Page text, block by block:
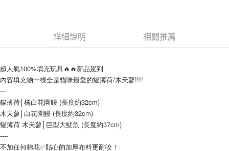
每筆NT$80，滿NT$1,500(含以上)免運費
每筆NT$60，滿NT$1,500(含以上)免運費
每筆NT$80，滿NT$1,500(含以上)免運費
【7-11】取貨1500免運
詳細說明 相關推薦
超人氣100%填充玩具🔥🔥新品駕到
內容填充物一樣全是貓咪最愛的貓薄荷/木天蓼!!!!
---
貓薄荷│橘白花園鰻 (長度約32cm)
木天蓼│白花園鰻 (長度約32cm)
貓薄荷 木天蓼│巨型大魷魚 (長度約37cm)
----
不加任何棉花✅貼心的加厚布料更耐咬！